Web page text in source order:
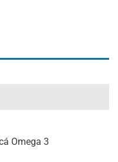
Omega 3